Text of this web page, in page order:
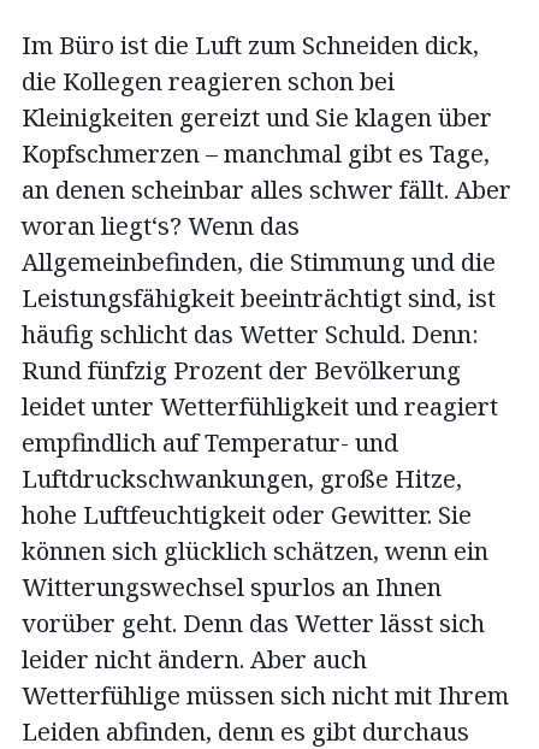
Im Büro ist die Luft zum Schneiden dick,
die Kollegen reagieren schon bei
Kleinigkeiten gereizt und Sie klagen über
Kopfschmerzen – manchmal gibt es Tage,
an denen scheinbar alles schwer fällt. Aber
woran liegt‘s? Wenn das
Allgemeinbefinden, die Stimmung und die
Leistungsfähigkeit beeinträchtigt sind, ist
häufig schlicht das Wetter Schuld. Denn:
Rund fünfzig Prozent der Bevölkerung
leidet unter Wetterfühligkeit und reagiert
empfindlich auf Temperatur- und
Luftdruckschwankungen, große Hitze,
hohe Luftfeuchtigkeit oder Gewitter. Sie
können sich glücklich schätzen, wenn ein
Witterungswechsel spurlos an Ihnen
vorüber geht. Denn das Wetter lässt sich
leider nicht ändern. Aber auch
Wetterfühlige müssen sich nicht mit Ihrem
Leiden abfinden, denn es gibt durchaus